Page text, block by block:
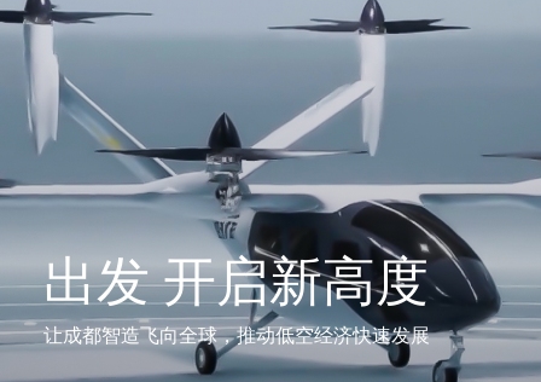
出发 开启新高度
让成都智造飞向全球，推动低空经济快速发展